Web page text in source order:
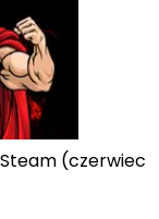
Steam (czerwiec